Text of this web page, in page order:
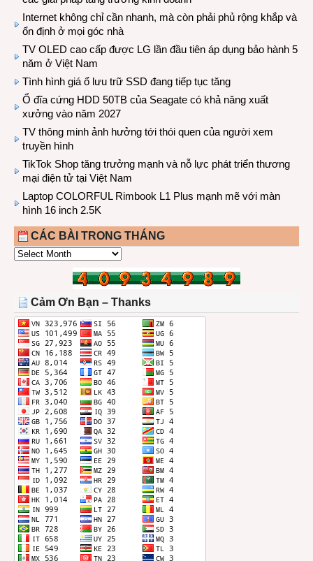
Internet không chỉ cần nhanh, mà còn phải phủ rộng khắp và
ổn định ở mọi góc nhà
TV OLED cao cấp được LG lần đầu tiên áp dụng bảo hành 5
năm ở Việt Nam
Tình hình giá ổ lưu trữ SSD đang tiếp tục tăng
Ổ đĩa cứng HDD 50TB của Seagate có khả năng xuất
xưởng vào năm 2027
TV thông minh ảnh hưởng tới thói quen của người xem
truyền hình
TikTok Shop tăng trưởng mạnh và nỗ lực phát triển thương
mại điện tử tại Việt Nam
Laptop COLORFUL Rimbook L1 Plus mạnh mẽ với màn
hình 16 inch 2.5K
CÁC BÀI TRONG THÁNG
CÁC
THÁNG
Cảm Ơn Bạn – Thanks